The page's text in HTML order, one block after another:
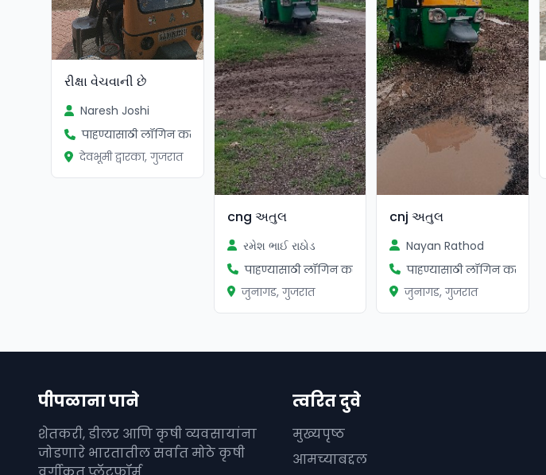
રીક્ષા વેચવાની છે
Naresh Joshi
पाहण्यासाठी लॉगिन करा
देवभूमी द्वारका, गुजरात
cng અતુલ
રમેશ ભાઈ રાઠોડ
पाहण्यासाठी लॉगिन करा
जुनागड, गुजरात
cnj અતુલ
Nayan Rathod
पाहण्यासाठी लॉगिन करा
जुनागड, गुजरात
पीपळाना पाने
शेतकरी, डीलर आणि कृषी व्यवसायांना
जोडणारे भारतातील सर्वात मोठे कृषी
त्वरित दुवे
मुख्यपृष्ठ
आमच्याबद्दल